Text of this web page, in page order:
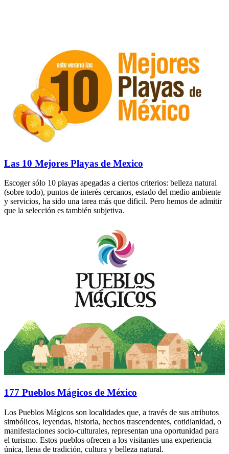
Las 10 Mejores Playas de Mexico
Escoger sólo 10 playas apegadas a ciertos criterios: belleza natural
(sobre todo), puntos de interés cercanos, estado del medio ambiente
y servicios, ha sido una tarea más que dificil. Pero hemos de admitir
que la selección es también subjetiva.
177 Pueblos Mágicos de México
Los Pueblos Mágicos son localidades que, a través de sus atributos
simbólicos, leyendas, historia, hechos trascendentes, cotidianidad, o
manifestaciones socio-culturales, representan una oportunidad para
el turismo. Estos pueblos ofrecen a los visitantes una experiencia
única, llena de tradición, cultura y belleza natural.